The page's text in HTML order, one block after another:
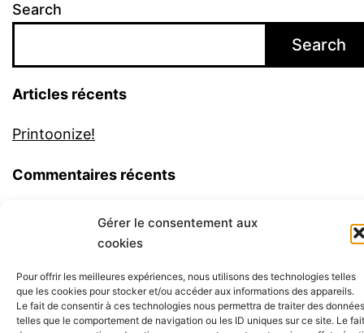
Gérer le consentement aux
cookies
Pour offrir les meilleures expériences, nous utilisons des technologies telles
que les cookies pour stocker et/ou accéder aux informations des appareils.
Le fait de consentir à ces technologies nous permettra de traiter des données
telles que le comportement de navigation ou les ID uniques sur ce site. Le fait
Search
Search
Articles récents
Printoonize!
Commentaires récents
No comments to show.